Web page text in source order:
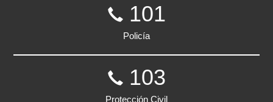
101
Policía
103
Protección Civil